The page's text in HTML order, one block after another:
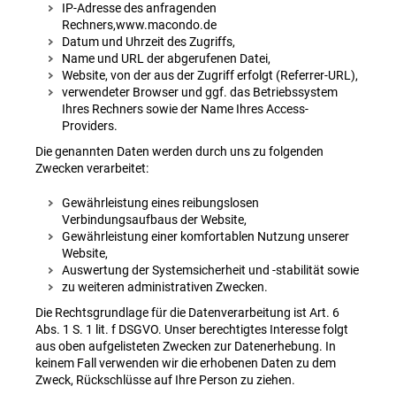
IP-Adresse des anfragenden
Rechners,www.macondo.de
Datum und Uhrzeit des Zugriffs,
Name und URL der abgerufenen Datei,
Website, von der aus der Zugriff erfolgt (Referrer-URL),
verwendeter Browser und ggf. das Betriebssystem
Ihres Rechners sowie der Name Ihres Access-
Providers.
Die genannten Daten werden durch uns zu folgenden
Zwecken verarbeitet:
Gewährleistung eines reibungslosen
Verbindungsaufbaus der Website,
Gewährleistung einer komfortablen Nutzung unserer
Website,
Auswertung der Systemsicherheit und -stabilität sowie
zu weiteren administrativen Zwecken.
Die Rechtsgrundlage für die Datenverarbeitung ist Art. 6
Abs. 1 S. 1 lit. f DSGVO. Unser berechtigtes Interesse folgt
aus oben aufgelisteten Zwecken zur Datenerhebung. In
keinem Fall verwenden wir die erhobenen Daten zu dem
Zweck, Rückschlüsse auf Ihre Person zu ziehen.